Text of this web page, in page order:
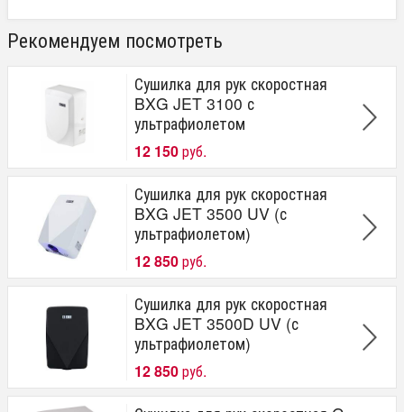
Рекомендуем посмотреть
Сушилка для рук скоростная
BXG JET 3100 с
ультрафиолетом
12 150руб.
Сушилка для рук скоростная
BXG JET 3500 UV (с
ультрафиолетом)
12 850руб.
Сушилка для рук скоростная
BXG JET 3500D UV (с
ультрафиолетом)
12 850руб.